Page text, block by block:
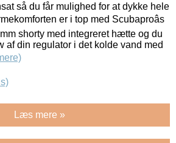
så du får mulighed for at dykke hele
er i top med Scubaproâs
shorty med integreret hætte og du
af din regulator i det kolde vand med
Læs mere »